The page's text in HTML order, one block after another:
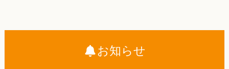
お知らせ